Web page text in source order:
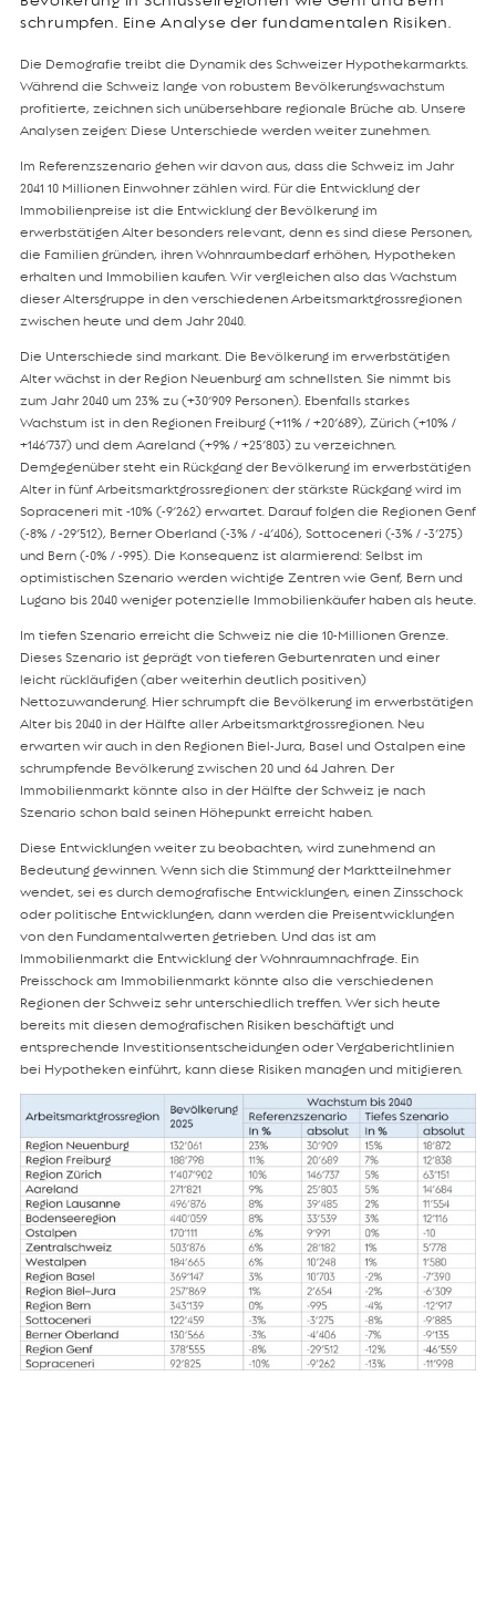
schrumpfen. Eine Analyse der fundamentalen Risiken.
Die Demografie treibt die Dynamik des Schweizer Hypothekarmarkts.
Während die Schweiz lange von robustem Bevölkerungswachstum
profitierte, zeichnen sich unübersehbare regionale Brüche ab. Unsere
Analysen zeigen: Diese Unterschiede werden weiter zunehmen.
Im Referenzszenario gehen wir davon aus, dass die Schweiz im Jahr
2041 10 Millionen Einwohner zählen wird. Für die Entwicklung der
Immobilienpreise ist die Entwicklung der Bevölkerung im
erwerbstätigen Alter besonders relevant, denn es sind diese Personen,
die Familien gründen, ihren Wohnraumbedarf erhöhen, Hypotheken
erhalten und Immobilien kaufen. Wir vergleichen also das Wachstum
dieser Altersgruppe in den verschiedenen Arbeitsmarktgrossregionen
zwischen heute und dem Jahr 2040.
Die Unterschiede sind markant. Die Bevölkerung im erwerbstätigen
Alter wächst in der Region Neuenburg am schnellsten. Sie nimmt bis
zum Jahr 2040 um 23% zu (+30’909 Personen). Ebenfalls starkes
Wachstum ist in den Regionen Freiburg (+11% / +20’689), Zürich (+10% /
+146’737) und dem Aareland (+9% / +25’803) zu verzeichnen.
Demgegenüber steht ein Rückgang der Bevölkerung im erwerbstätigen
Alter in fünf Arbeitsmarktgrossregionen: der stärkste Rückgang wird im
Sopraceneri mit -10% (-9’262) erwartet. Darauf folgen die Regionen Genf
(-8% / -29’512), Berner Oberland (-3% / -4’406), Sottoceneri (-3% / -3’275)
und Bern (-0% / -995). Die Konsequenz ist alarmierend: Selbst im
optimistischen Szenario werden wichtige Zentren wie Genf, Bern und
Lugano bis 2040 weniger potenzielle Immobilienkäufer haben als heute.
Im tiefen Szenario erreicht die Schweiz nie die 10-Millionen Grenze.
Dieses Szenario ist geprägt von tieferen Geburtenraten und einer
leicht rückläufigen (aber weiterhin deutlich positiven)
Nettozuwanderung. Hier schrumpft die Bevölkerung im erwerbstätigen
Alter bis 2040 in der Hälfte aller Arbeitsmarktgrossregionen. Neu
erwarten wir auch in den Regionen Biel-Jura, Basel und Ostalpen eine
schrumpfende Bevölkerung zwischen 20 und 64 Jahren. Der
Immobilienmarkt könnte also in der Hälfte der Schweiz je nach
Szenario schon bald seinen Höhepunkt erreicht haben.
Diese Entwicklungen weiter zu beobachten, wird zunehmend an
Bedeutung gewinnen. Wenn sich die Stimmung der Marktteilnehmer
wendet, sei es durch demografische Entwicklungen, einen Zinsschock
oder politische Entwicklungen, dann werden die Preisentwicklungen
von den Fundamentalwerten getrieben. Und das ist am
Immobilienmarkt die Entwicklung der Wohnraumnachfrage. Ein
Preisschock am Immobilienmarkt könnte also die verschiedenen
Regionen der Schweiz sehr unterschiedlich treffen. Wer sich heute
bereits mit diesen demografischen Risiken beschäftigt und
entsprechende Investitionsentscheidungen oder Vergaberichtlinien
bei Hypotheken einführt, kann diese Risiken managen und mitigieren.